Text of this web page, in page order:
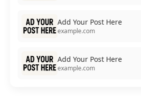
Add Your Post Here
example.com
Add Your Post Here
example.com